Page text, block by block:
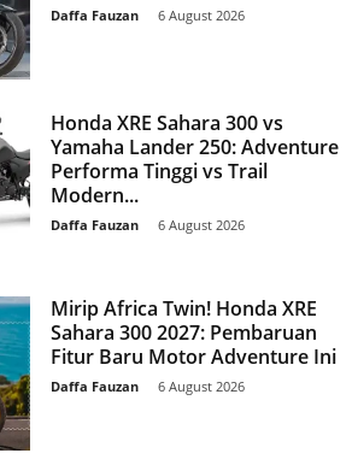
Daffa Fauzan 6 August 2026
Honda XRE Sahara 300 vs
Yamaha Lander 250: Adventure
Performa Tinggi vs Trail
Modern...
Daffa Fauzan 6 August 2026
Mirip Africa Twin! Honda XRE
Sahara 300 2027: Pembaruan
Fitur Baru Motor Adventure Ini
Daffa Fauzan 6 August 2026